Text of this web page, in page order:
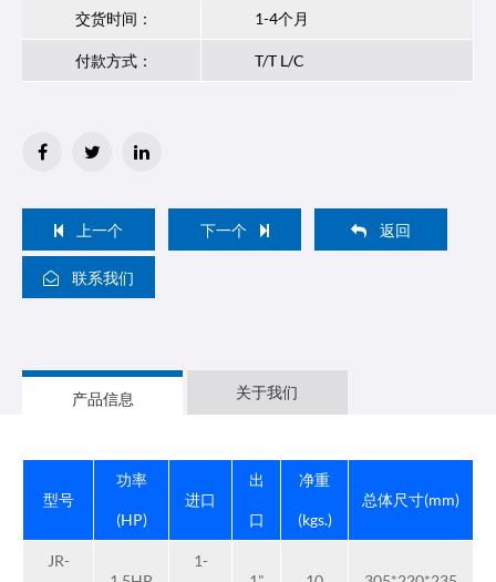
交货时间： 1-4个月
付款方式： T/T L/C
上一个 下一个 返回
联系我们
产品信息 关于我们
型号
功率
(HP)
进口
出
口
净重
(kgs.)
总体尺寸(mm)
JR- 1-